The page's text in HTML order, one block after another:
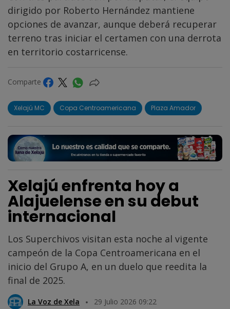
dirigido por Roberto Hernández mantiene
opciones de avanzar, aunque deberá recuperar
terreno tras iniciar el certamen con una derrota
en territorio costarricense.
Comparte
Xelajú MC Copa Centroamericana Plaza Amador
Xelajú enfrenta hoy a
Alajuelense en su debut
internacional
Los Superchivos visitan esta noche al vigente
campeón de la Copa Centroamericana en el
inicio del Grupo A, en un duelo que reedita la
final de 2025.
La Voz de Xela 29 Julio 2026 09:22